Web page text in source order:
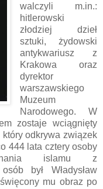
walczyli m.in.:
hitlerowski
złodziej dzieł
sztuki, żydowski
antykwariusz z
Krakowa oraz
dyrektor
warszawskiego
Muzeum
Narodowego. W
zostaje wciągnięty
odkrywa związek
444 lata cztery osoby
islamu z
był Władysław
mu obraz po